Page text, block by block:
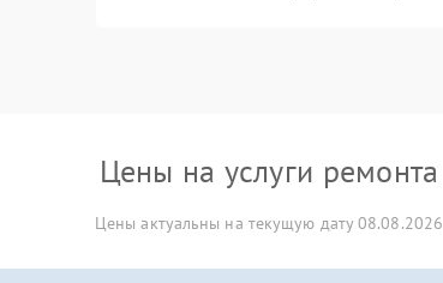
Цены на услуги ремонта
Цены актуальны на текущую дату 08.08.2026